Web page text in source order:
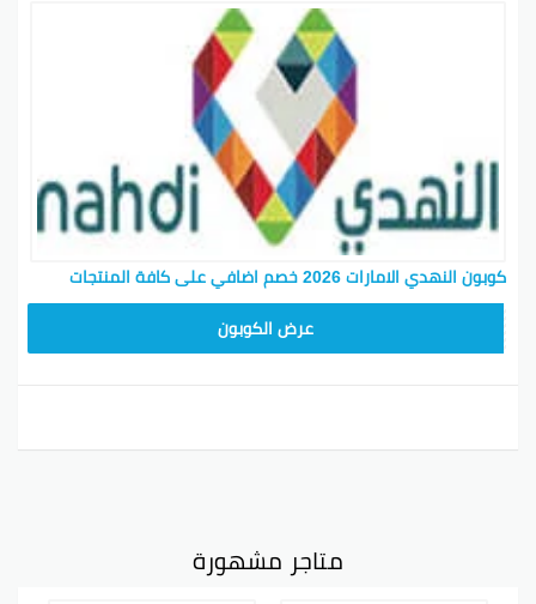
كوبون النهدي الامارات 2026 خصم اضافي على كافة المنتجات
عرض الكوبون
متاجر مشهورة